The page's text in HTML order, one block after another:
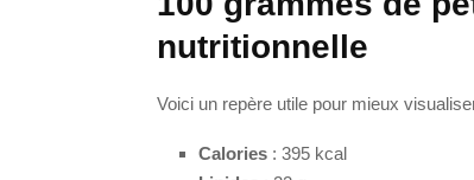
nutritionnelle
Voici un repère utile pour mieux
Calories : 395 kcal